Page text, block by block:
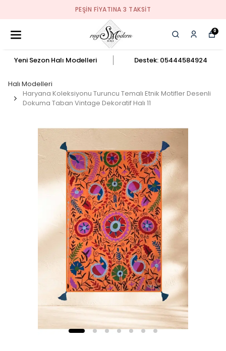
PEŞIN FIYATINA 3 TAKSIT
0
Yeni Sezon Halı Modelleri Destek: 05444584924
Halı Modelleri
Haryana Koleksiyonu Turuncu Temalı Etnik Motifler Desenli
Dokuma Taban Vintage Dekoratif Halı 11